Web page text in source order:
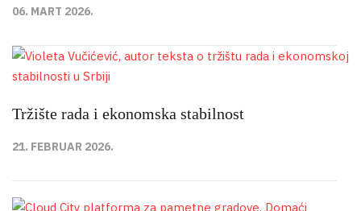
06. MART 2026.
Tržište rada i ekonomska stabilnost
21. FEBRUAR 2026.